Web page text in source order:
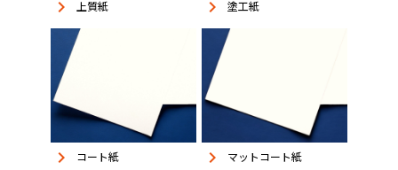
keyboard_arrow_right 上質紙 keyboard_arrow_right 塗工紙
keyboard_arrow_right コート紙 keyboard_arrow_right マットコート紙